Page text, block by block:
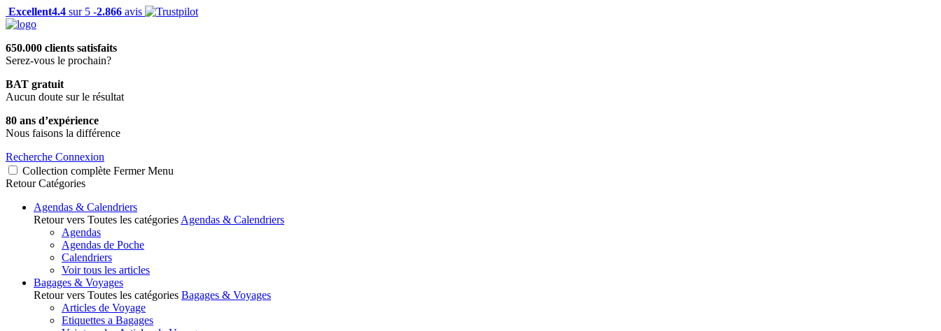
Excellent4.4 sur 5 -2.866 avis
650.000 clients satisfaits
Serez-vous le prochain?
BAT gratuit
Aucun doute sur le résultat
80 ans d’expérience
Nous faisons la différence
Recherche Connexion
Collection complète Fermer Menu
Retour Catégories
Agendas & Calendriers
Retour vers Toutes les catégories Agendas & Calendriers
Agendas
Agendas de Poche
Calendriers
Voir tous les articles
Bagages & Voyages
Retour vers Toutes les catégories Bagages & Voyages
Articles de Voyage
Etiquettes a Bagages